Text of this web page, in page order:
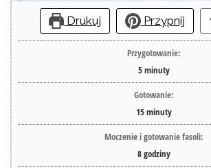
Drukuj Przypnij
Przygotowanie:
5minuty
Gotowanie:
15minuty
Moczenie i gotowanie fasoli:
8godziny